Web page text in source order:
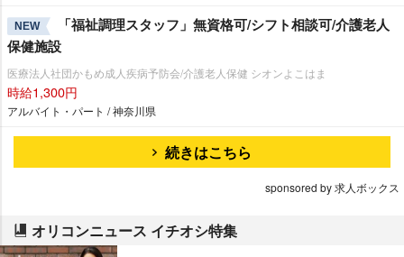
NEW
「福祉調理スタッフ」無資格可/シフト相談可/介護老人
保健施設
医療法人社団かもめ成人疾病予防会/介護老人保健 シオンよこはま
時給1,300円
アルバイト・パート / 神奈川県
続きはこちら
sponsored by 求人ボックス
オリコンニュース イチオシ特集